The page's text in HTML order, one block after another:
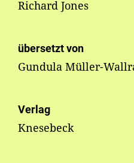
Richard Jones
übersetzt von
Gundula Müller-
Verlag
Knesebeck